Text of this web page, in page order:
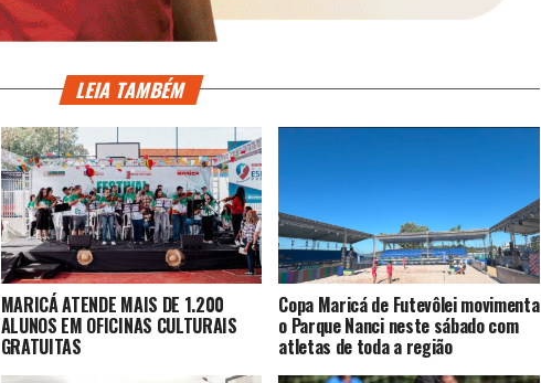
LEIA TAMBÉM
MARICÁ ATENDE MAIS DE 1.200
ALUNOS EM OFICINAS CULTURAIS
GRATUITAS
Copa Maricá de Futevôlei movimenta
o Parque Nanci neste sábado com
atletas de toda a região